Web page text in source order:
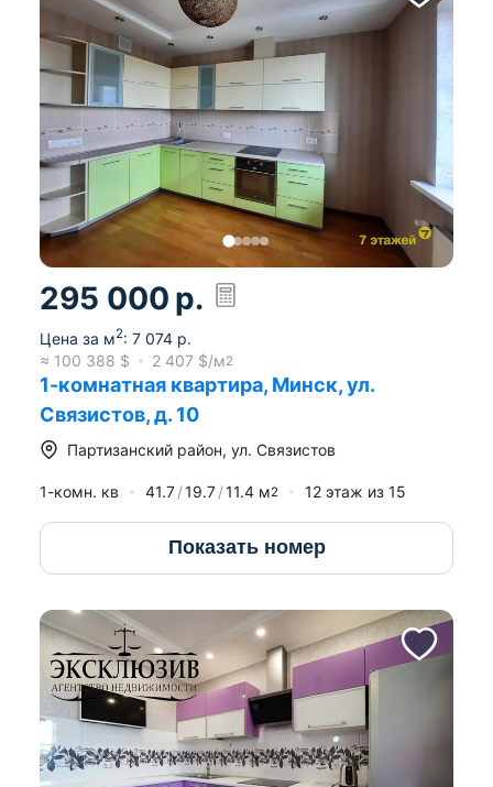
295 000 р.
Цена за м2: 7 074 р.
≈ 100 388 $ 2 407 $/м2
1-комнатная квартира, Минск, ул.
Связистов, д. 10
Партизанский район, ул. Связистов
1-комн. кв 41.7 19.7 11.4 м2 12 этаж из 15
Показать номер